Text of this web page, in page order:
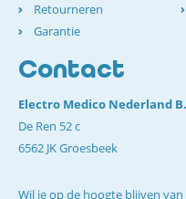
Retourneren
Garantie
Contact
Electro Medico Nederland
De Ren 52 c
6562 JK Groesbeek
Wil je op de hoogte blijven